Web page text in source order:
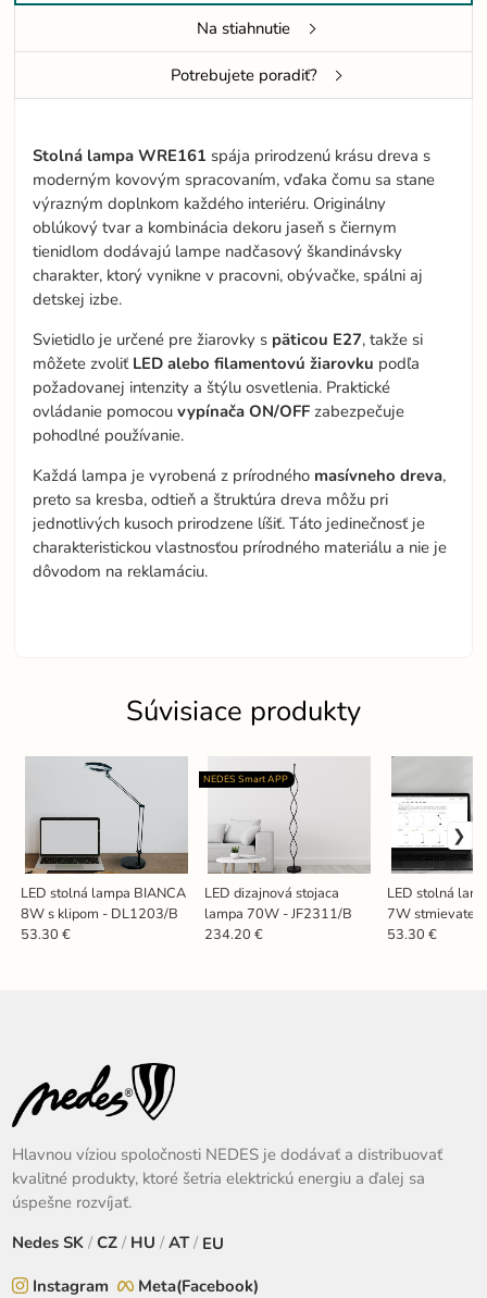
Na stiahnutie
Potrebujete poradiť?
Stolná lampa WRE161 spája prirodzenú krásu dreva s
moderným kovovým spracovaním, vďaka čomu sa stane
výrazným doplnkom každého interiéru. Originálny
oblúkový tvar a kombinácia dekoru jaseň s čiernym
tienidlom dodávajú lampe nadčasový škandinávsky
charakter, ktorý vynikne v pracovni, obývačke, spálni aj
detskej izbe.
Svietidlo je určené pre žiarovky s päticou E27, takže si
môžete zvoliť LED alebo filamentovú žiarovku podľa
požadovanej intenzity a štýlu osvetlenia. Praktické
ovládanie pomocou vypínača ON/OFF zabezpečuje
pohodlné používanie.
Každá lampa je vyrobená z prírodného masívneho dreva,
preto sa kresba, odtieň a štruktúra dreva môžu pri
jednotlivých kusoch prirodzene líšiť. Táto jedinečnosť je
charakteristickou vlastnosťou prírodného materiálu a nie je
dôvodom na reklamáciu.
Súvisiace produkty
LED stolná lampa BIANCA
8W s klipom - DL1203/B
53.30 €
LED dizajnová stojaca
lampa 70W - JF2311/B
NEDES Smart APP
234.20 €
LED stolná
7W
nočné svetlo +
53.30 €
Hlavnou víziou spoločnosti NEDES je dodávať a distribuovať
kvalitné produkty, ktoré šetria elektrickú energiu a ďalej sa
úspešne rozvíjať.
NedesSK / CZ / HU / AT / EU
Instagram
Meta(Facebook)